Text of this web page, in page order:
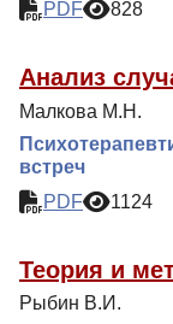
PDF
828
Анализ
Малкова М.Н.
встреч
PDF
1124
Теория и
Рыбин В.И.